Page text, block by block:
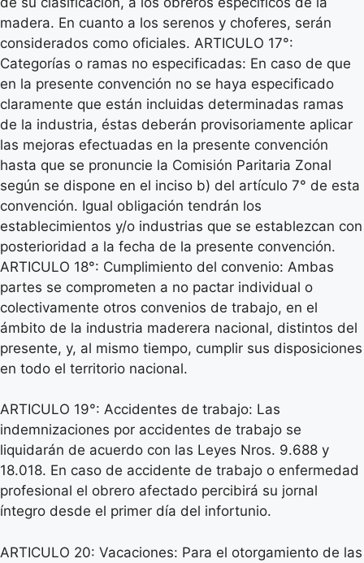
madera. En cuanto a los serenos y choferes, serán
considerados como oficiales. ARTICULO 17°:
Categorías o ramas no especificadas: En caso de que
en la presente convención no se haya especificado
claramente que están incluidas determinadas ramas
de la industria, éstas deberán provisoriamente aplicar
las mejoras efectuadas en la presente convención
hasta que se pronuncie la Comisión Paritaria Zonal
según se dispone en el inciso b) del artículo 7° de esta
convención. Igual obligación tendrán los
establecimientos y/o industrias que se establezcan con
posterioridad a la fecha de la presente convención.
ARTICULO 18°: Cumplimiento del convenio: Ambas
partes se comprometen a no pactar individual o
colectivamente otros convenios de trabajo, en el
ámbito de la industria maderera nacional, distintos del
presente, y, al mismo tiempo, cumplir sus disposiciones
en todo el territorio nacional.
ARTICULO 19°: Accidentes de trabajo: Las
indemnizaciones por accidentes de trabajo se
liquidarán de acuerdo con las Leyes Nros. 9.688 y
18.018. En caso de accidente de trabajo o enfermedad
profesional el obrero afectado percibirá su jornal
íntegro desde el primer día del infortunio.
ARTICULO 20: Vacaciones: Para el otorgamiento de las